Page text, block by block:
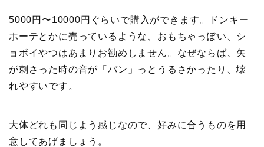
5000円〜10000円ぐらいで購入ができます。ドンキー
ホーテとかに売っているような、おもちゃっぽい、シ
ョボイやつはあまりお勧めしません。なぜならば、矢
が刺さった時の音が「バン」っとうるさかったり、壊
れやすいです。
大体どれも同じよう感じなので、好みに合うものを用
意してあげましょう。